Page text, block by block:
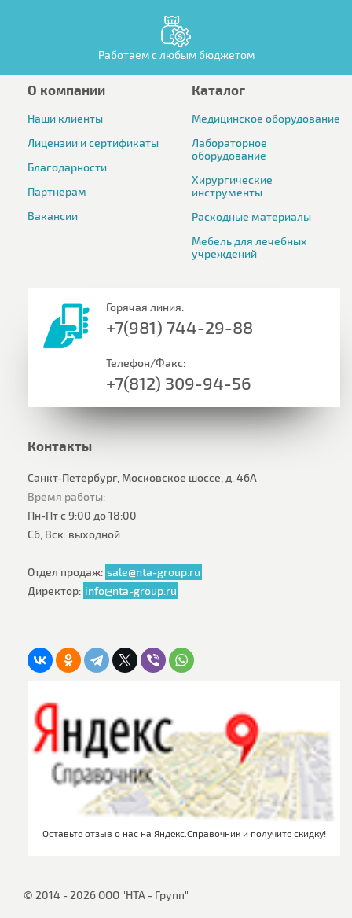
Работаем с любым бюджетом
О компании
Наши клиенты
Лицензии и сертификаты
Благодарности
Партнерам
Вакансии
Каталог
Медицинское оборудование
Лабораторное
оборудование
Хирургические
инструменты
Расходные материалы
Мебель для лечебных
учреждений
Горячая линия:
+7(981) 744-29-88
Телефон/Факс:
+7(812) 309-94-56
Контакты
Санкт-Петербург, Московское шоссе, д. 46А
Время работы:
Пн-Пт с 9:00 до 18:00
Сб, Вск: выходной
Отдел продаж: sale@nta-group.ru
Директор: info@nta-group.ru
Оставьте отзыв о нас на Яндекс.Справочник и получите скидку!
© 2014 - 2026 ООО "НТА - Групп"